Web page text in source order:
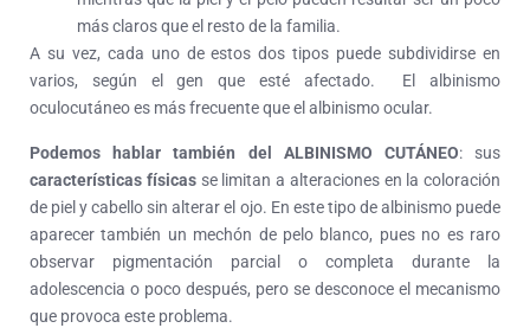
más claros que el resto de la familia.
A su vez, cada uno de estos dos tipos puede subdividirse en
varios, según el gen que esté afectado. El albinismo
oculocutáneo es más frecuente que el albinismo ocular.
Podemos hablar también del ALBINISMO CUTÁNEO: sus
características físicasse limitan a alteraciones en la coloración
de piel y cabello sin alterar el ojo. En este tipo de albinismo puede
aparecer también un mechón de pelo blanco, pues no es raro
observar pigmentación parcial o completa durante la
adolescencia o poco después, pero se desconoce el mecanismo
que provoca este problema.